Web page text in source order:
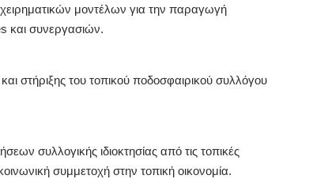
μοντέλων για την παραγωγή
και συνεργασιών.
στήριξης του τοπικού ποδοσφαιρικού συλλόγου
συλλογικής ιδιοκτησίας από τις τοπικές
συμμετοχή στην τοπική οικονομία.